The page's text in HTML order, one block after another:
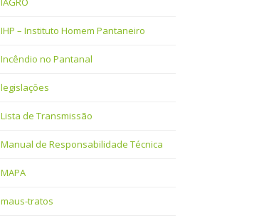
IHP – Instituto Homem Pantaneiro
Incêndio no Pantanal
legislações
Lista de Transmissão
Manual de Responsabilidade Técnica
MAPA
maus-tratos